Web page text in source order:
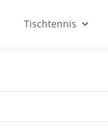
Tischtennis